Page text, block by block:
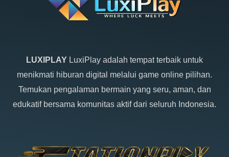
LUXIPLAY LuxiPlay adalah tempat terbaik untuk
menikmati hiburan digital melalui game online pilihan.
Temukan pengalaman bermain yang seru, aman, dan
edukatif bersama komunitas aktif dari seluruh Indonesia.